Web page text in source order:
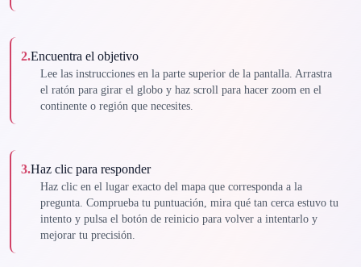
2.Encuentra el objetivo
Lee las instrucciones en la parte superior de la pantalla. Arrastra
el ratón para girar el globo y haz scroll para hacer zoom en el
continente o región que necesites.
3.Haz clic para responder
Haz clic en el lugar exacto del mapa que corresponda a la
pregunta. Comprueba tu puntuación, mira qué tan cerca estuvo tu
intento y pulsa el botón de reinicio para volver a intentarlo y
mejorar tu precisión.